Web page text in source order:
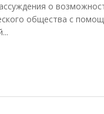
о
общества с